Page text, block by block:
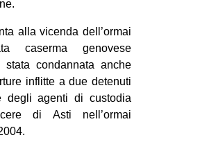
RECENSIONI
AFRICA
AMERICHE
ORIENTE
alla vicenda dell’ormai
caserma genovese
stata condannata anche
inflitte a due detenuti
degli agenti di custodia
di Asti nell’ormai